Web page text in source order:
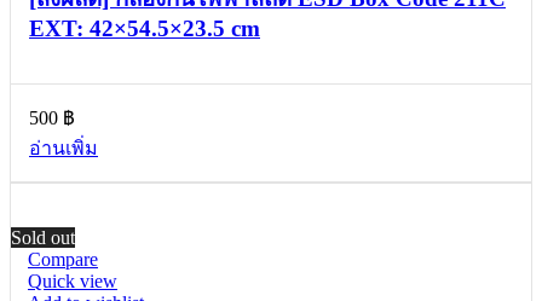
EXT: 42×54.5×23.5 cm
500 ฿
อ่านเพิ่ม
Sold out
Compare
Quick view